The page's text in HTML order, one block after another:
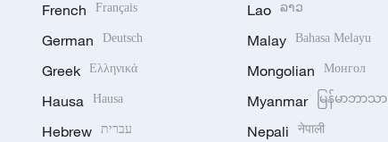
French Français
German Deutsch
Greek Ελληνικά
Hausa Hausa
Hebrew עברית
Lao ລາວ
Malay Bahasa Melayu
Mongolian Монгол
Myanmar မြန်မာဘာသာ
Nepali नेपाली